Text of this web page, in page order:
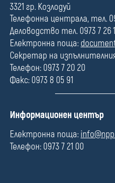
л
е
3321 гр. Козлодуй
Телефонна централа, тел.
Деловодство тел. 0973 7 26
Електронна поща:
Секретар на
Телефон: 0973 7 20 20
Факс: 0973 8 05 91
П
л
е
Информационен център
Електронна поща:
Телефон: 0973 7 21 00